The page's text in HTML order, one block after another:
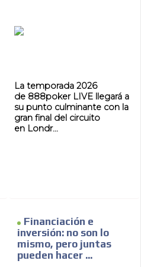
La temporada 2026
de 888poker LIVE llegará a
su punto culminante con la
gran final del circuito
en Londr...
Financiación e
inversión: no son lo
mismo, pero juntas
pueden hacer ...